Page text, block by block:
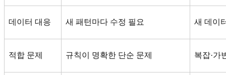
데이터 대응 새 패턴마다 수정 필요 새 데이
적합 문제 규칙이 명확한 단순 문제 복잡·가